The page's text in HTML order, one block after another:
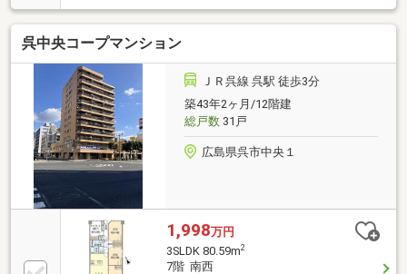
クリック！トータテ住宅販売（株）東営業所まで！！
0120-412-730広島県内に５店舗！地域密着型のトータ
テ！【取扱物件７０８７件 その内未公開物件３０９
４件ご用意しています】トータテのホームページもぜ
ひご覧ください！!https://jyuhan.totate.co.jp/
呉中央コープマンション
ＪＲ呉線 呉駅 徒歩3分
築43年2ヶ月/12階建
総戸数31戸
広島県呉市中央１
1,998万円
3SLDK 80.59m2
7階 南西